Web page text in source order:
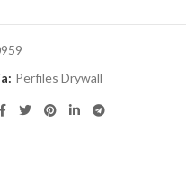
Perfiles Drywall